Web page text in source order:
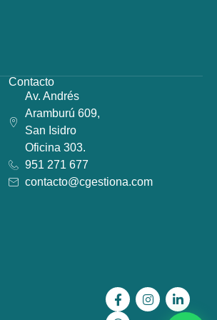
Contacto
Av. Andrés
Aramburú 609,
San Isidro
Oficina 303.
951 271 677
contacto@cgestiona.com